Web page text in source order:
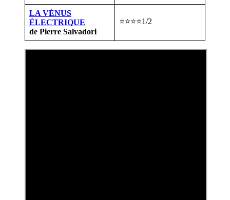
LA VÉNUS
ÉLECTRIQUE
de Pierre Salvadori
⭐⭐⭐⭐1/2